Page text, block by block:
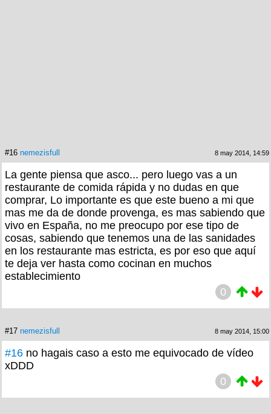
#16 nemezisfull 8 may 2014, 14:59
La gente piensa que asco... pero luego vas a un
restaurante de comida rápida y no dudas en que
comprar, Lo importante es que este bueno a mi que
mas me da de donde provenga, es mas sabiendo que
vivo en España, no me preocupo por ese tipo de
cosas, sabiendo que tenemos una de las sanidades
en los restaurante mas estricta, es por eso que aquí
te deja ver hasta como cocinan en muchos
establecimiento
0
#17 nemezisfull 8 may 2014, 15:00
#16 no hagais caso a esto me equivocado de vídeo
xDDD
0